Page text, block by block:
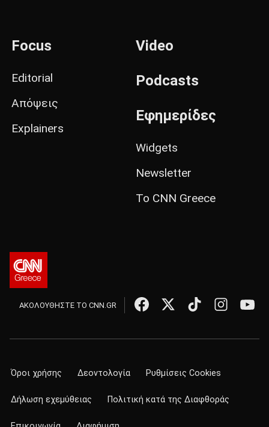
Focus
Editorial
Απόψεις
Explainers
Video
Podcasts
Εφημερίδες
Widgets
Newsletter
Το CNN Greece
ΑΚΟΛΟΥΘΗΣΤΕ ΤΟ CNN.GR
Όροι χρήσης Δεοντολογία Ρυθμίσεις Cookies
Δήλωση εχεμύθειας Πολιτική κατά της Διαφθοράς